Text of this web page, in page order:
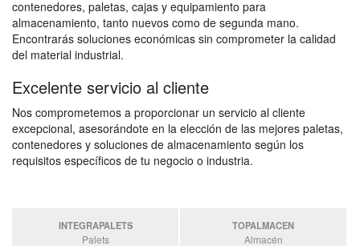
contenedores, paletas, cajas y equipamiento para
almacenamiento, tanto nuevos como de segunda mano.
Encontrarás soluciones económicas sin comprometer la calidad
del material industrial.
Excelente servicio al cliente
Nos comprometemos a proporcionar un servicio al cliente
excepcional, asesorándote en la elección de las mejores paletas,
contenedores y soluciones de almacenamiento según los
requisitos específicos de tu negocio o industria.
INTEGRAPALETS
Palets
TOPALMACEN
Almacén